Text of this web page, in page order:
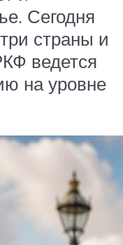
Сегодня
страны и
ведется
на уровне